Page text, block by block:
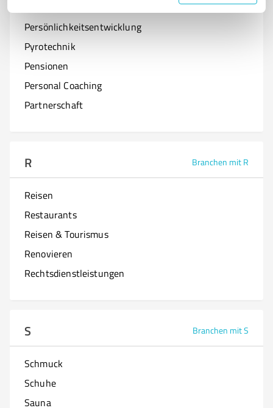
Persönlichkeitsentwicklung
Pyrotechnik
Pensionen
Personal Coaching
Partnerschaft
R Branchen mit R
Reisen
Restaurants
Reisen & Tourismus
Renovieren
Rechtsdienstleistungen
S Branchen mit S
Schmuck
Schuhe
Sauna